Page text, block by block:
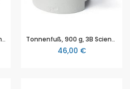
Tonnenfuß, 1000 g, 3B Scientific (1002834 [U13265]) Tonnenfuß, 900 g, 3B Scientific (1001045 [U8611200])
46,00 €